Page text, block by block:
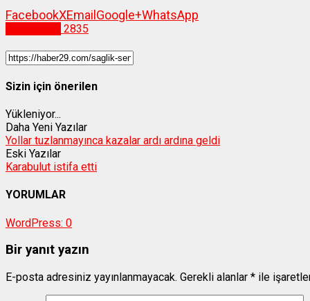
FacebookXEmail Google+WhatsApp
2835
Sizin için önerilen
Yükleniyor...
Daha Yeni Yazılar
Yollar tuzlanmayınca kazalar ardı ardına geldi
Eski Yazılar
Karabulut istifa etti
YORUMLAR
WordPress: 0
Bir yanıt yazın
E-posta adresiniz yayınlanmayacak. Gerekli alanlar * ile